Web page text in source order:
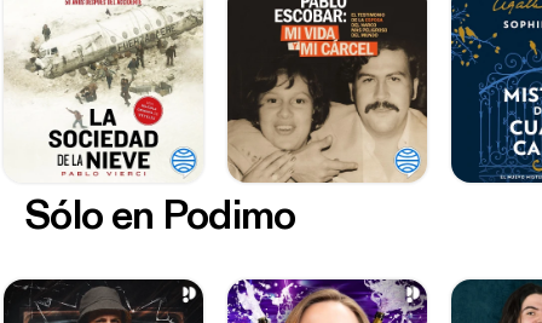
Sólo en Podimo